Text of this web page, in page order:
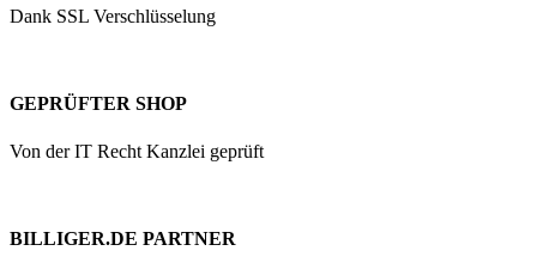
Dank SSL Verschlüsselung
GEPRÜFTER SHOP
Von der IT Recht Kanzlei geprüft
BILLIGER.DE PARTNER